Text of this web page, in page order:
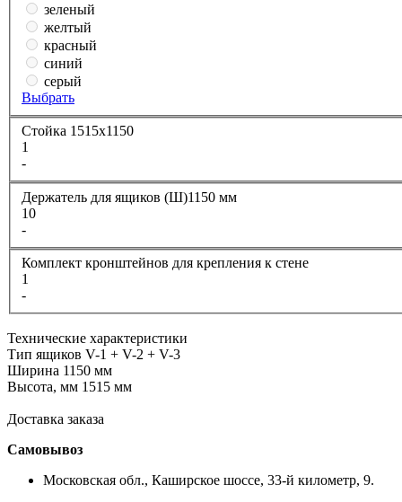
зеленый
желтый
красный
синий
серый
Выбрать
Стойка 1515х1150
1
-
Держатель для ящиков (Ш)1150 мм
10
-
Комплект кронштейнов для крепления к стене
1
-
Технические характеристики
Тип ящиков V-1 + V-2 + V-3
Ширина 1150 мм
Высота, мм 1515 мм
Доставка заказа
Самовывоз
Московская обл., Каширское шоссе, 33-й километр, 9.